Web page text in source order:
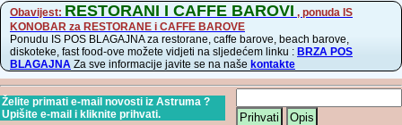
Obavijest: RESTORANI I CAFFE BAROVI , ponuda IS
KONOBAR za RESTORANE i CAFFE BAROVE
Ponudu IS POS BLAGAJNA za restorane, caffe barove, beach barove,
diskoteke, fast food-ove možete vidjeti na sljedećem linku : BRZA POS
BLAGAJNA Za sve informacije javite se na naše kontakte
Želite primati e-mail novosti iz Astruma ?
Upišite e-mail i kliknite prihvati.
Prihvati Opis